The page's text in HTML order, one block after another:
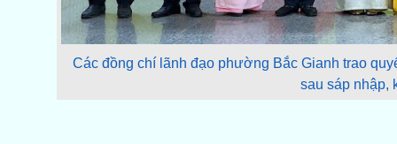
Các đồng chí lãnh đạo phường Bắc Gianh trao
sau sáp nhập,